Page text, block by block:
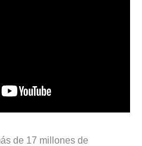
de 17 millones de